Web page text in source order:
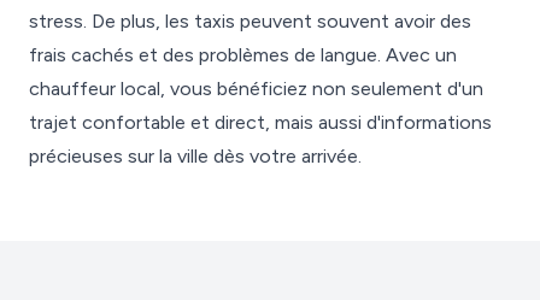
stress. De plus, les taxis peuvent souvent avoir des
frais cachés et des problèmes de langue. Avec un
chauffeur local, vous bénéficiez non seulement d'un
trajet confortable et direct, mais aussi d'informations
précieuses sur la ville dès votre arrivée.